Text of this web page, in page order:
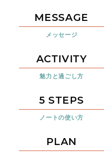
MESSAGE
メッセージ
ACTIVITY
魅力と過ごし方
5 STEPS
ノートの使い方
PLAN